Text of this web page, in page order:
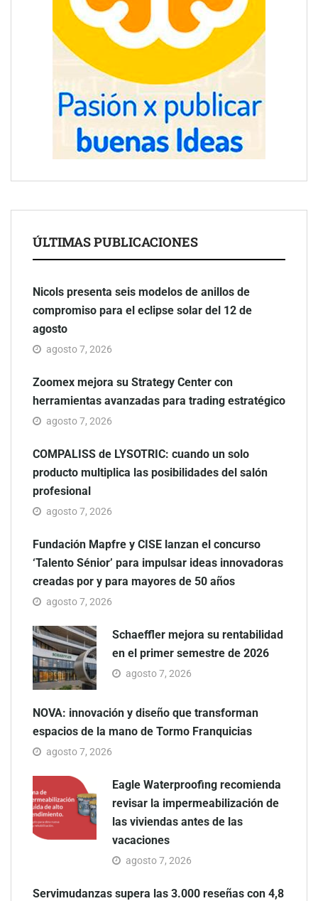
ÚLTIMAS PUBLICACIONES
Nicols presenta seis modelos de anillos de
compromiso para el eclipse solar del 12 de
agosto
agosto 7, 2026
Zoomex mejora su Strategy Center con
herramientas avanzadas para trading estratégico
agosto 7, 2026
COMPALISS de LYSOTRIC: cuando un solo
producto multiplica las posibilidades del salón
profesional
agosto 7, 2026
Fundación Mapfre y CISE lanzan el concurso
‘Talento Sénior’ para impulsar ideas innovadoras
creadas por y para mayores de 50 años
agosto 7, 2026
Schaeffler mejora su rentabilidad
en el primer semestre de 2026
agosto 7, 2026
NOVA: innovación y diseño que transforman
espacios de la mano de Tormo Franquicias
agosto 7, 2026
Eagle Waterproofing recomienda
revisar la impermeabilización de
las viviendas antes de las
vacaciones
agosto 7, 2026
Servimudanzas supera las 3.000 reseñas con 4,8